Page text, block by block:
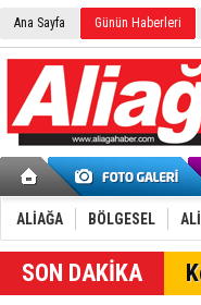
Ana Sayfa Günün Haberleri
ALİAĞA BÖLGESEL
SON DAKİKA